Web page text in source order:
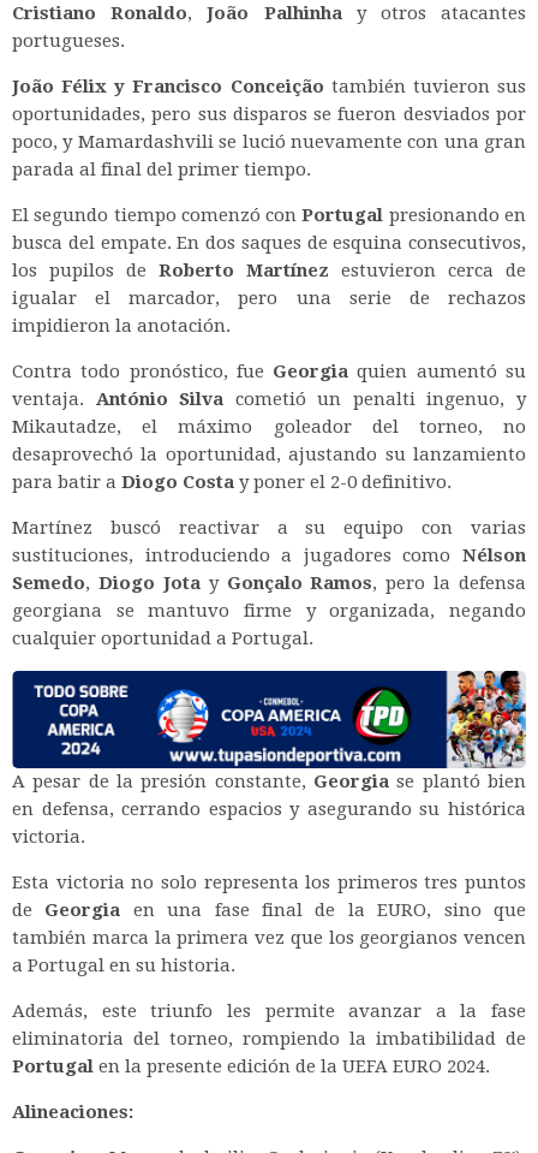
Cristiano Ronaldo,João Palhinhay otros atacantes
portugueses.
João Félix y Francisco Conceição también tuvieron sus
oportunidades, pero sus disparos se fueron desviados por
poco, y Mamardashvili se lució nuevamente con una gran
parada al final del primer tiempo.
El segundo tiempo comenzó conPortugal presionando en
busca del empate. En dos saques de esquina consecutivos,
los pupilos de Roberto Martínez estuvieron cerca de
igualar el marcador, pero una serie de rechazos
impidieron la anotación.
Contra todo pronóstico, fue Georgia quien aumentó su
ventaja. António Silva cometió un penalti ingenuo, y
Mikautadze, el máximo goleador del torneo, no
desaprovechó la oportunidad, ajustando su lanzamiento
para batir a Diogo Costa y poner el 2-0 definitivo.
Martínez buscó reactivar a su equipo con varias
sustituciones, introduciendo a jugadores como Nélson
Semedo, Diogo Jotay Gonçalo Ramos, pero la defensa
georgiana se mantuvo firme y organizada, negando
cualquier oportunidad a Portugal.
A pesar de la presión constante, Georgia se plantó bien
en defensa, cerrando espacios y asegurando su histórica
victoria.
Esta victoria no solo representa los primeros tres puntos
de Georgia en una fase final de la EURO, sino que
también marca la primera vez que los georgianos vencen
a Portugal en su historia.
Además, este triunfo les permite avanzar a la fase
eliminatoria del torneo, rompiendo la imbatibilidad de
Portugal en la presente edición de la UEFA EURO 2024.
Alineaciones: